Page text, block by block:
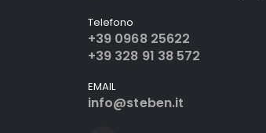
Telefono
+39 0968 25622
+39 328 91 38 572
EMAIL
info@steben.it